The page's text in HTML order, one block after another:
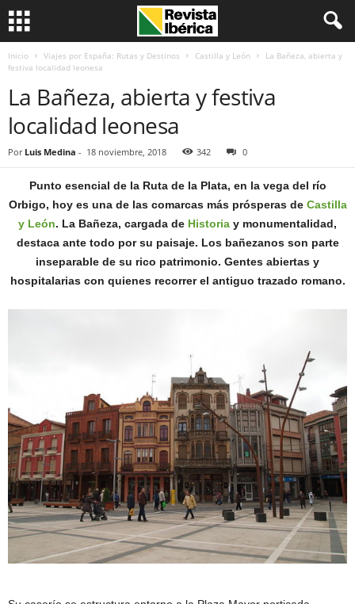
Inicio Viajes por España: Rutas y Destinos Castilla y León
La Bañeza, abierta y
festiva localidad leonesa
La Bañeza, abierta y festiva
localidad leonesa
Por Luis Medina - 18 noviembre, 2018 342 0
Punto esencial de la Ruta de la Plata, en la vega del río
Orbigo, hoy es una de las comarcas más prósperas de Castilla
y León. La Bañeza, cargada de Historia y monumentalidad,
destaca ante todo por su paisaje. Los bañezanos son parte
inseparable de su rico patrimonio. Gentes abiertas y
hospitalarias con quienes recorrer el antiguo trazado romano.